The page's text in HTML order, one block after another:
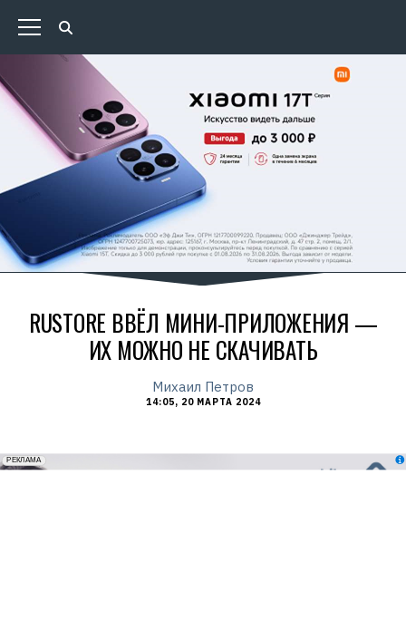
RUSTORE ВВЁЛ МИНИ-ПРИЛОЖЕНИЯ —
ИХ МОЖНО НЕ СКАЧИВАТЬ
Михаил Петров
14:05, 20 МАРТА 2024
erid: 2VfnxxmNzs5
РЕКЛАМА